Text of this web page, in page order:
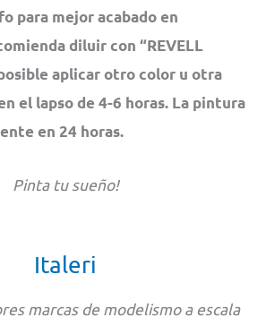
para mejor acabado en
diluir con “REVELL
posible aplicar otro color u otra
el lapso de 4-6 horas. La pintura
en 24 horas.
Pinta tu sueño!
Italeri
marcas de modelismo a escala